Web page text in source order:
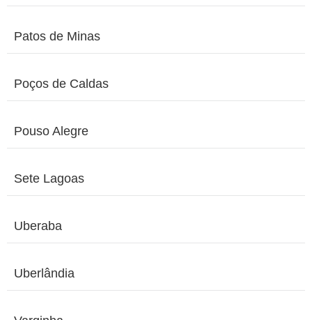
Patos de Minas
Poços de Caldas
Pouso Alegre
Sete Lagoas
Uberaba
Uberlândia